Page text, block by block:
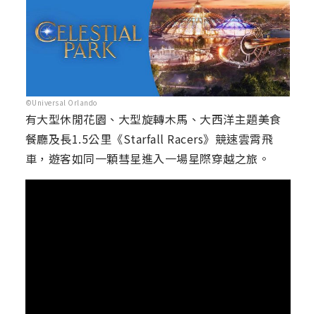
©Universal Orlando
有大型休閒花園、大型旋轉木馬、大西洋主題美食
餐廳及長1.5公里《Starfall Racers》競速雲霄飛
車，遊客如同一顆彗星進入一場星際穿越之旅。